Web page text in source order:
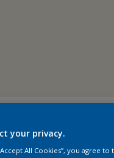
produits
your privacy.
All Cookies”, you agree